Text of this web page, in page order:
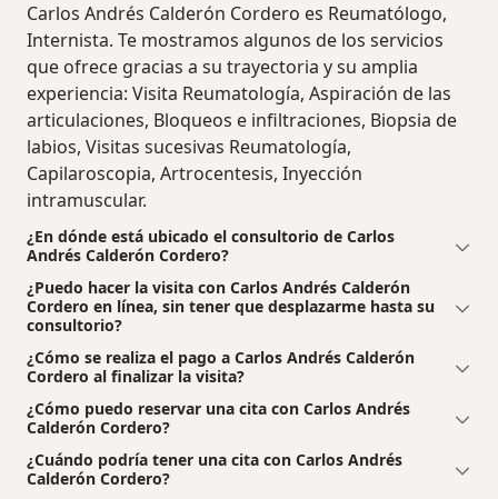
Carlos Andrés Calderón Cordero es Reumatólogo,
Internista. Te mostramos algunos de los servicios
que ofrece gracias a su trayectoria y su amplia
experiencia: Visita Reumatología, Aspiración de las
articulaciones, Bloqueos e infiltraciones, Biopsia de
labios, Visitas sucesivas Reumatología,
Capilaroscopia, Artrocentesis, Inyección
intramuscular.
¿En dónde está ubicado el consultorio de Carlos
Andrés Calderón Cordero?
¿Puedo hacer la visita con Carlos Andrés Calderón
Cordero en línea, sin tener que desplazarme hasta su
consultorio?
¿Cómo se realiza el pago a Carlos Andrés Calderón
Cordero al finalizar la visita?
¿Cómo puedo reservar una cita con Carlos Andrés
Calderón Cordero?
¿Cuándo podría tener una cita con Carlos Andrés
Calderón Cordero?